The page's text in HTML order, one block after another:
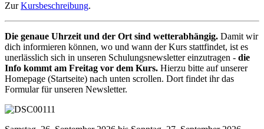
ZurKursbeschreibung.
Die genaue Uhrzeit und der Ort sind wetterabhängig. Damit wir
dich informieren können, wo und wann der Kurs stattfindet, ist es
unerlässlich sich in unseren Schulungsnewsletter einzutragen - die
Info kommt am Freitag vor dem Kurs. Hierzu bitte auf unserer
Homepage (Startseite) nach unten scrollen. Dort findet ihr das
Formular für unseren Newsletter.